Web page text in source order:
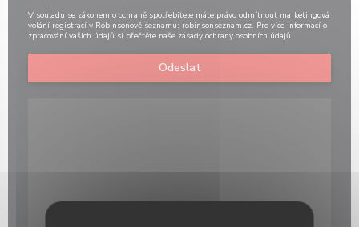
V souladu se zákonem o ochraně spotřebitele máte právo odmítnout marketingová
volání registrací v Robinsonově seznamu: robinsonseznam.cz. Pro více informací o
zpracování vašich údajů si přečtěte naše zásady ochrany osobních údajů.